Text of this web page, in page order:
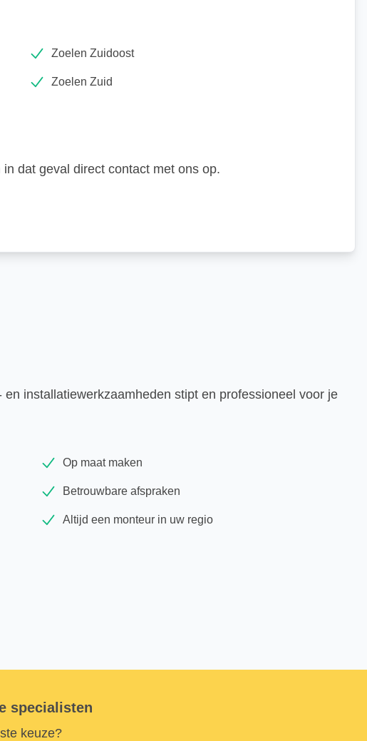
Zoelen Zuidoost
Zoelen Zuid
dat geval direct contact met ons op.
installatiewerkzaamheden stipt en professioneel voor je
Op maat maken
Betrouwbare afspraken
Altijd een monteur in uw regio
specialisten
keuze?